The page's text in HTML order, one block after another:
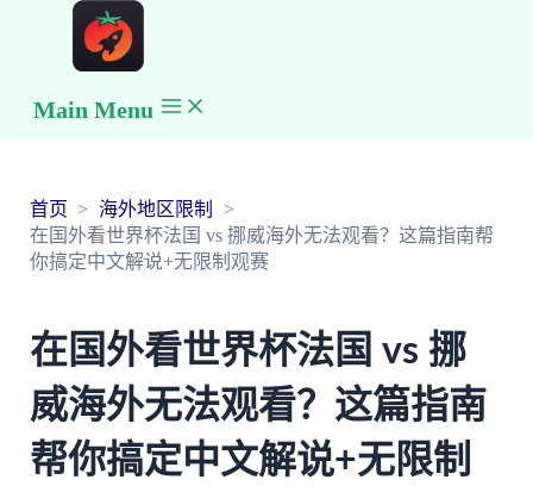
Main Menu
首页
海外地区限制
在国外看世界杯法国 vs 挪威海外无法观看？这篇指南帮
你搞定中文解说+无限制观赛
在国外看世界杯法国 vs 挪
威海外无法观看？这篇指南
帮你搞定中文解说+无限制